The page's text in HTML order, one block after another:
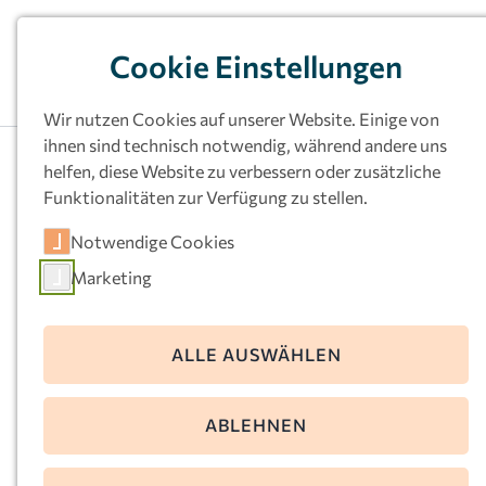
Kath.
Kindertageseinrichtu
ng Allerheiligste
Dreifaltigkeit, Herne
44649 Herne
Telefon:
Cookie Einstellungen
Wir nutzen Cookies auf unserer Website. Einige von
ihnen sind technisch notwendig, während andere uns
helfen, diese Website zu verbessern oder zusätzliche
Funktionalitäten zur Verfügung zu stellen.
Notwendige Cookies
Marketing
ALLE AUSWÄHLEN
ABLEHNEN